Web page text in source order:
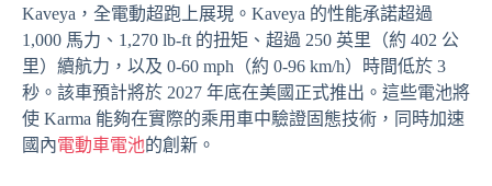
Kaveya，全電動超跑上展現。Kaveya 的性能承諾超過
1,000 馬力、1,270 lb-ft 的扭矩、超過 250 英里（約 402 公
里）續航力，以及 0-60 mph（約 0-96 km/h）時間低於 3
秒。該車預計將於 2027 年底在美國正式推出。這些電池將
使 Karma 能夠在實際的乘用車中驗證固態技術，同時加速
國內電動車電池的創新。